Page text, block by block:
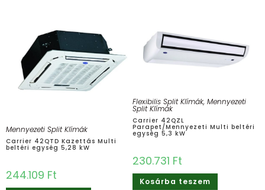
Mennyezeti Split Klímák
Carrier 42QTD Kazettás Multi
beltéri egység 5,28 kW
244.109 Ft
Flexibilis Split Klímák, Mennyezeti
Split Klímák
Carrier 42QZL
Parapet/Mennyezeti Multi beltéri
egység 5,3 kW
230.731 Ft
Kosárba teszem